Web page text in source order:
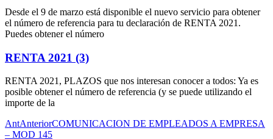
Desde el 9 de marzo está disponible el nuevo servicio para obtener
el número de referencia para tu declaración de RENTA 2021.
Puedes obtener el número
RENTA 2021 (3)
RENTA 2021, PLAZOS que nos interesan conocer a todos: Ya es
posible obtener el número de referencia (y se puede utilizando el
importe de la
AntAnteriorCOMUNICACION DE EMPLEADOS A EMPRESA
– MOD 145